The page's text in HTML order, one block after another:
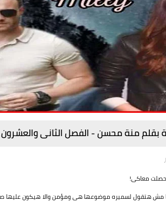
بقلم منة محسن - الفصل الثانى والعشرون
حصلت معاكى!
مش هتقول لسميره موضوعها هى ومؤمن والا هيكون